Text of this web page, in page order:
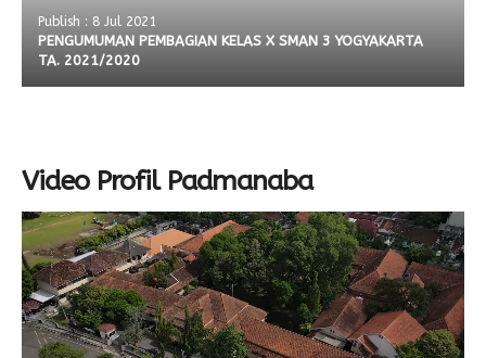
Publish : 8 Jul 2021
PENGUMUMAN PEMBAGIAN KELAS X SMAN 3 YOGYAKARTA
TA. 2021/2020
Video Profil Padmanaba
Video
Player